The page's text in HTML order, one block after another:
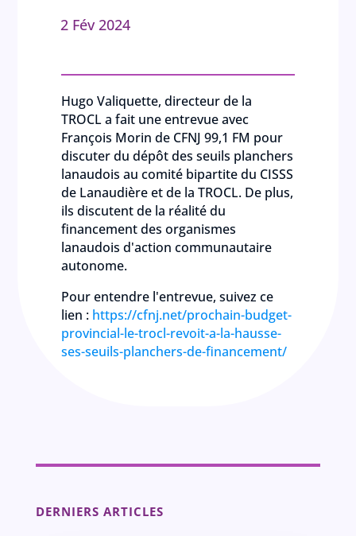
2 Fév 2024
Hugo Valiquette, directeur de la
TROCL a fait une entrevue avec
François Morin de CFNJ 99,1 FM pour
discuter du dépôt des seuils planchers
lanaudois au comité bipartite du CISSS
de Lanaudière et de la TROCL. De plus,
ils discutent de la réalité du
financement des organismes
lanaudois d'action communautaire
autonome.
Pour entendre l'entrevue, suivez ce
lien : https://cfnj.net/prochain-budget-
provincial-le-trocl-revoit-a-la-hausse-
ses-seuils-planchers-de-financement/
DERNIERS ARTICLES